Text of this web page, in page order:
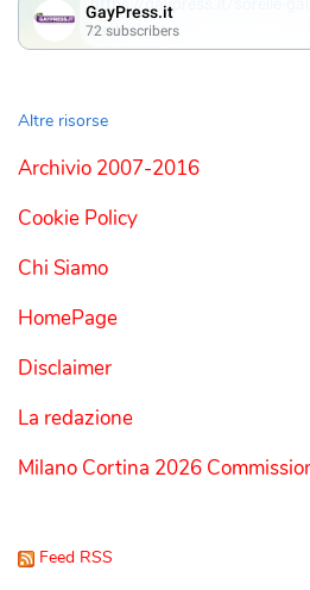
Altre risorse
Archivio 2007-2016
Cookie Policy
Chi Siamo
HomePage
Disclaimer
La redazione
Milano Cortina 2026
Feed RSS